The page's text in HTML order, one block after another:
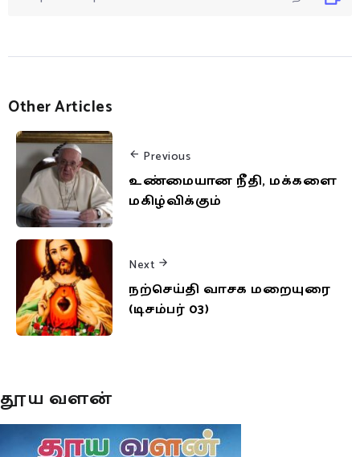
Other Articles
Previous
உண்மையான நீதி, மக்களை
மகிழ்விக்கும்
Next
நற்செய்தி வாசக மறையுரை
(டிசம்பர் 03)
தூய வளன்